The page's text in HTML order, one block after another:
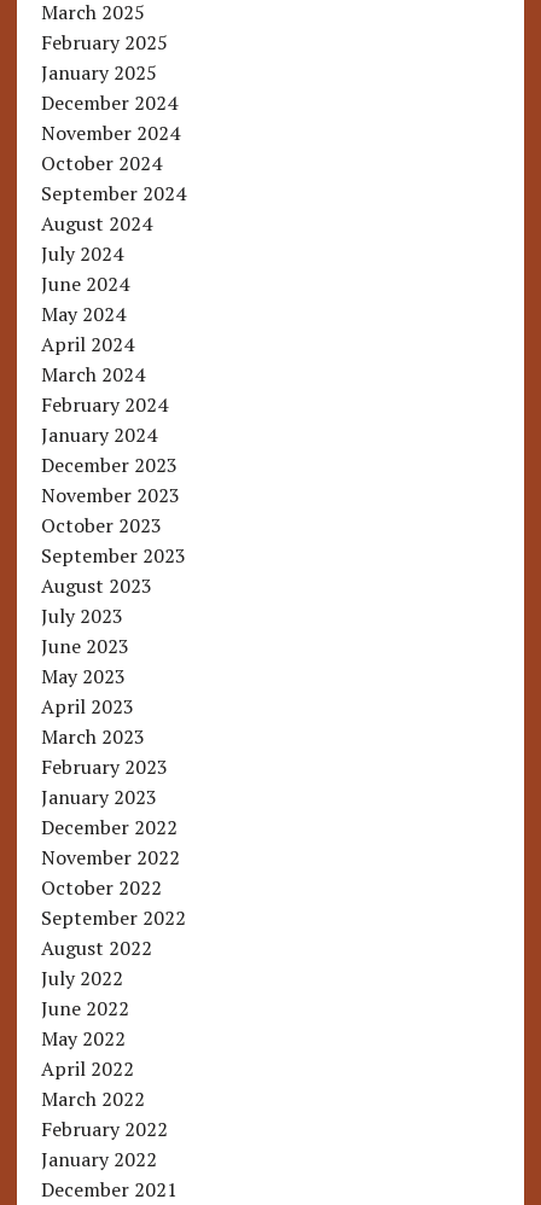
March 2025
February 2025
January 2025
December 2024
November 2024
October 2024
September 2024
August 2024
July 2024
June 2024
May 2024
April 2024
March 2024
February 2024
January 2024
December 2023
November 2023
October 2023
September 2023
August 2023
July 2023
June 2023
May 2023
April 2023
March 2023
February 2023
January 2023
December 2022
November 2022
October 2022
September 2022
August 2022
July 2022
June 2022
May 2022
April 2022
March 2022
February 2022
January 2022
December 2021